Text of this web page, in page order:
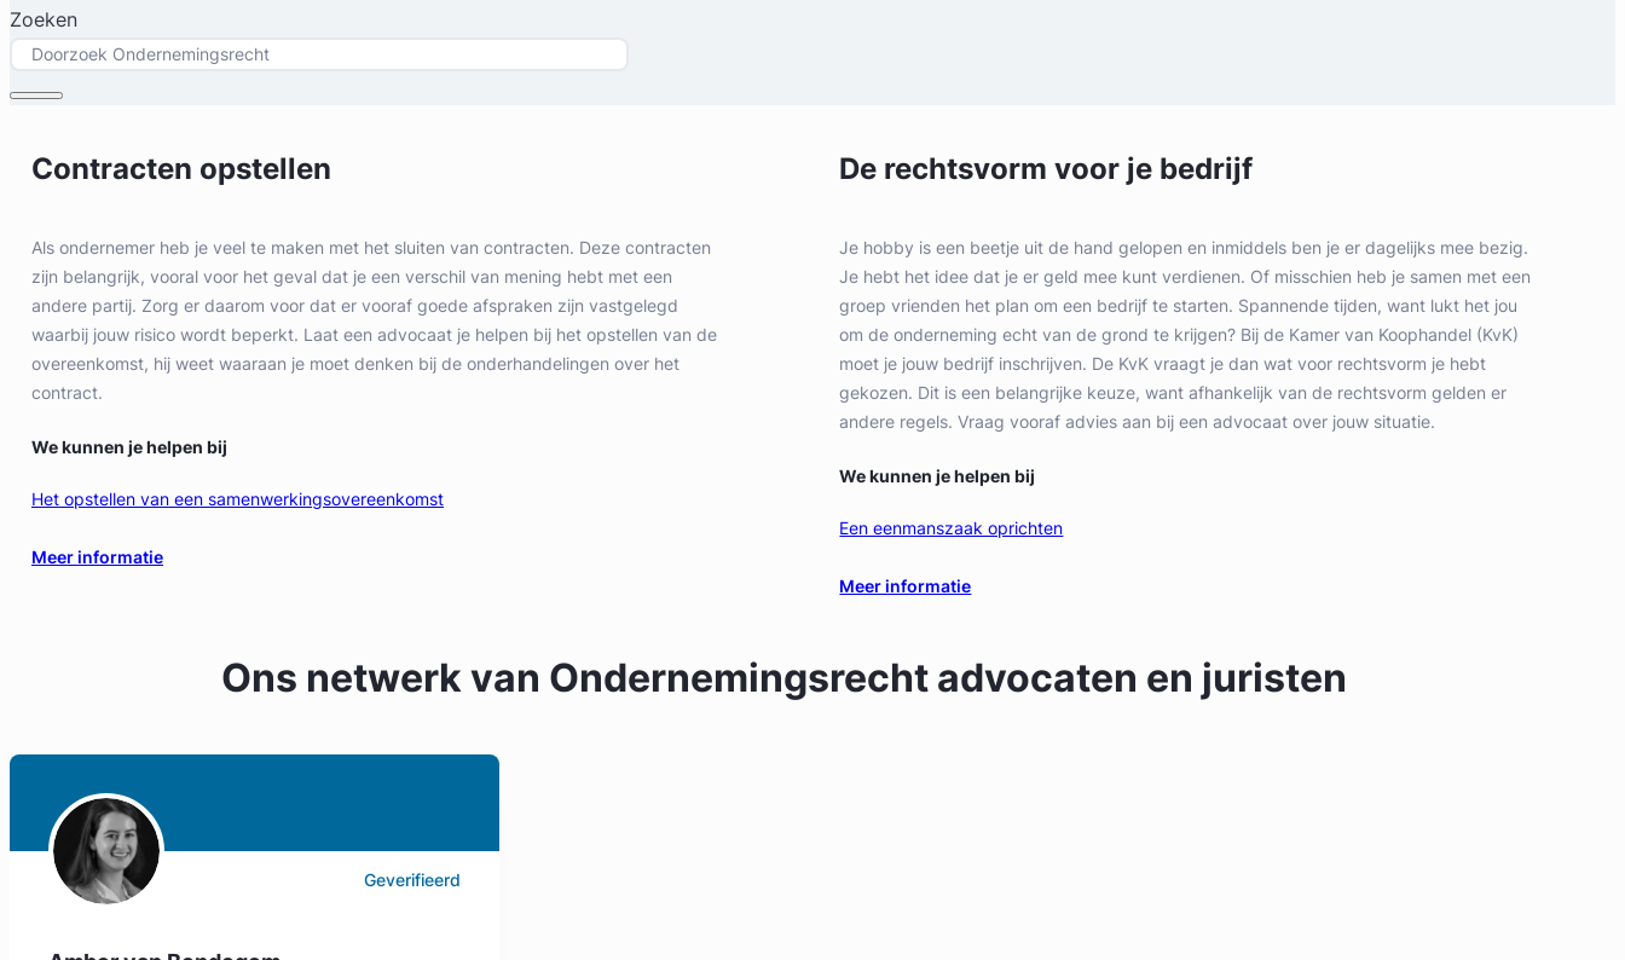
Zoeken
Contracten opstellen
Als ondernemer heb je veel te maken met het sluiten van contracten. Deze contracten
zijn belangrijk, vooral voor het geval dat je een verschil van mening hebt met een
andere partij. Zorg er daarom voor dat er vooraf goede afspraken zijn vastgelegd
waarbij jouw risico wordt beperkt. Laat een advocaat je helpen bij het opstellen van de
overeenkomst, hij weet waaraan je moet denken bij de onderhandelingen over het
contract.
We kunnen je helpen bij
Het opstellen van een samenwerkingsovereenkomst
Meer informatie
De rechtsvorm voor je bedrijf
Je hobby is een beetje uit de hand gelopen en inmiddels ben je er dagelijks mee bezig.
Je hebt het idee dat je er geld mee kunt verdienen. Of misschien heb je samen met een
groep vrienden het plan om een bedrijf te starten. Spannende tijden, want lukt het jou
om de onderneming echt van de grond te krijgen? Bij de Kamer van Koophandel (KvK)
moet je jouw bedrijf inschrijven. De KvK vraagt je dan wat voor rechtsvorm je hebt
gekozen. Dit is een belangrijke keuze, want afhankelijk van de rechtsvorm gelden er
andere regels. Vraag vooraf advies aan bij een advocaat over jouw situatie.
We kunnen je helpen bij
Een eenmanszaak oprichten
Meer informatie
Ons netwerk van Ondernemingsrechtadvocaten en juristen
Geverifieerd